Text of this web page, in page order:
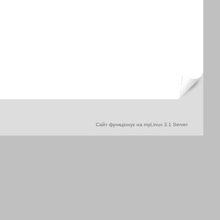
Сайт функціонує на myLinux 3.1 Server